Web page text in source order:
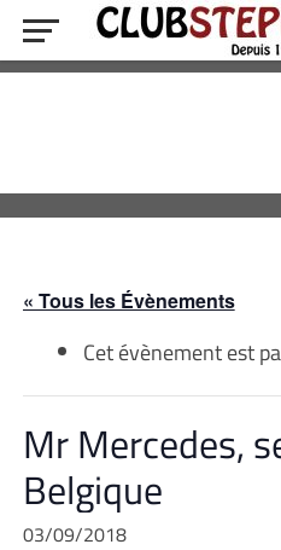
« Tous les Évènements
Cet évènement est
Mr Mercedes,
Belgique
03/09/2018